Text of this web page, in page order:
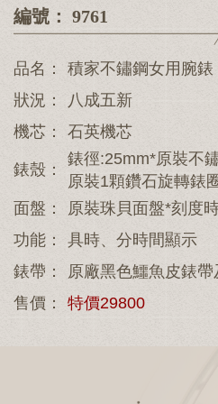
編號： 9761
品名：
積家不鏽鋼女用腕錶
狀況：
八成五新
機芯：
石英機芯
錶殼：
錶徑:25mm*原裝不
原裝1顆鑽石旋轉錶
面盤：
原裝珠貝面盤*刻度
功能：
具時、分時間顯示
錶帶：
原廠黑色鱷魚皮錶
售價：
特價29800